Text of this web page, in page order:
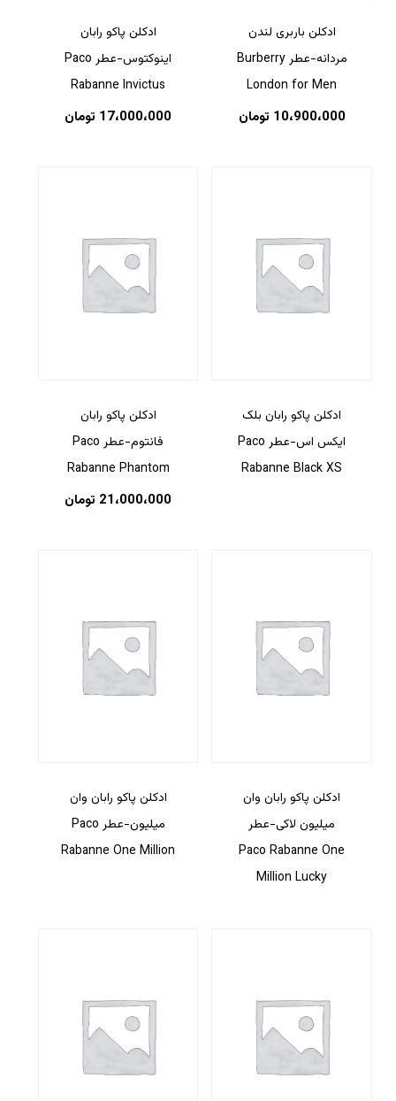
هیچ محصولی در سبد خرید نیست.
ادکلن باربری لندن
مردانه-عطر Burberry
London for Men
10،900،000 تومان
ادکلن پاکو رابان
اینوکتوس-عطر Paco
Rabanne Invictus
17،000،000 تومان
ادکلن پاکو رابان بلک
ایکس اس-عطر Paco
Rabanne Black XS
ادکلن پاکو رابان
فانتوم-عطر Paco
Rabanne Phantom
21،000،000 تومان
ادکلن پاکو رابان وان
میلیون لاکی-عطر
Paco Rabanne One
Million Lucky
ادکلن پاکو رابان وان
میلیون-عطر Paco
Rabanne One Million